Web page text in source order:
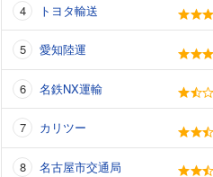
トヨタ輸送
愛知陸運
名鉄NX運輸
カリツー
名古屋市交通局